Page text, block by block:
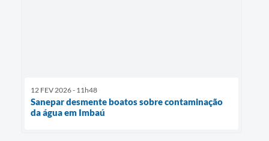
12 FEV 2026 - 11h48
Sanepar desmente boatos sobre contaminação
da água em Imbaú